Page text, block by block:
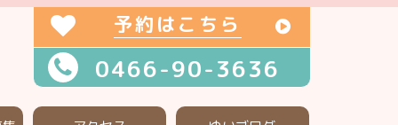
予約はこちら
0466-90-3636